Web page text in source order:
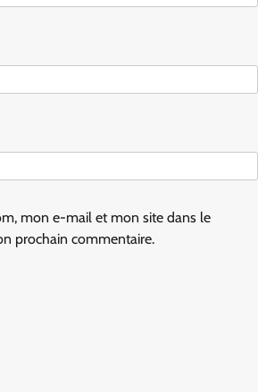
mon e-mail et mon site dans le
prochain commentaire.